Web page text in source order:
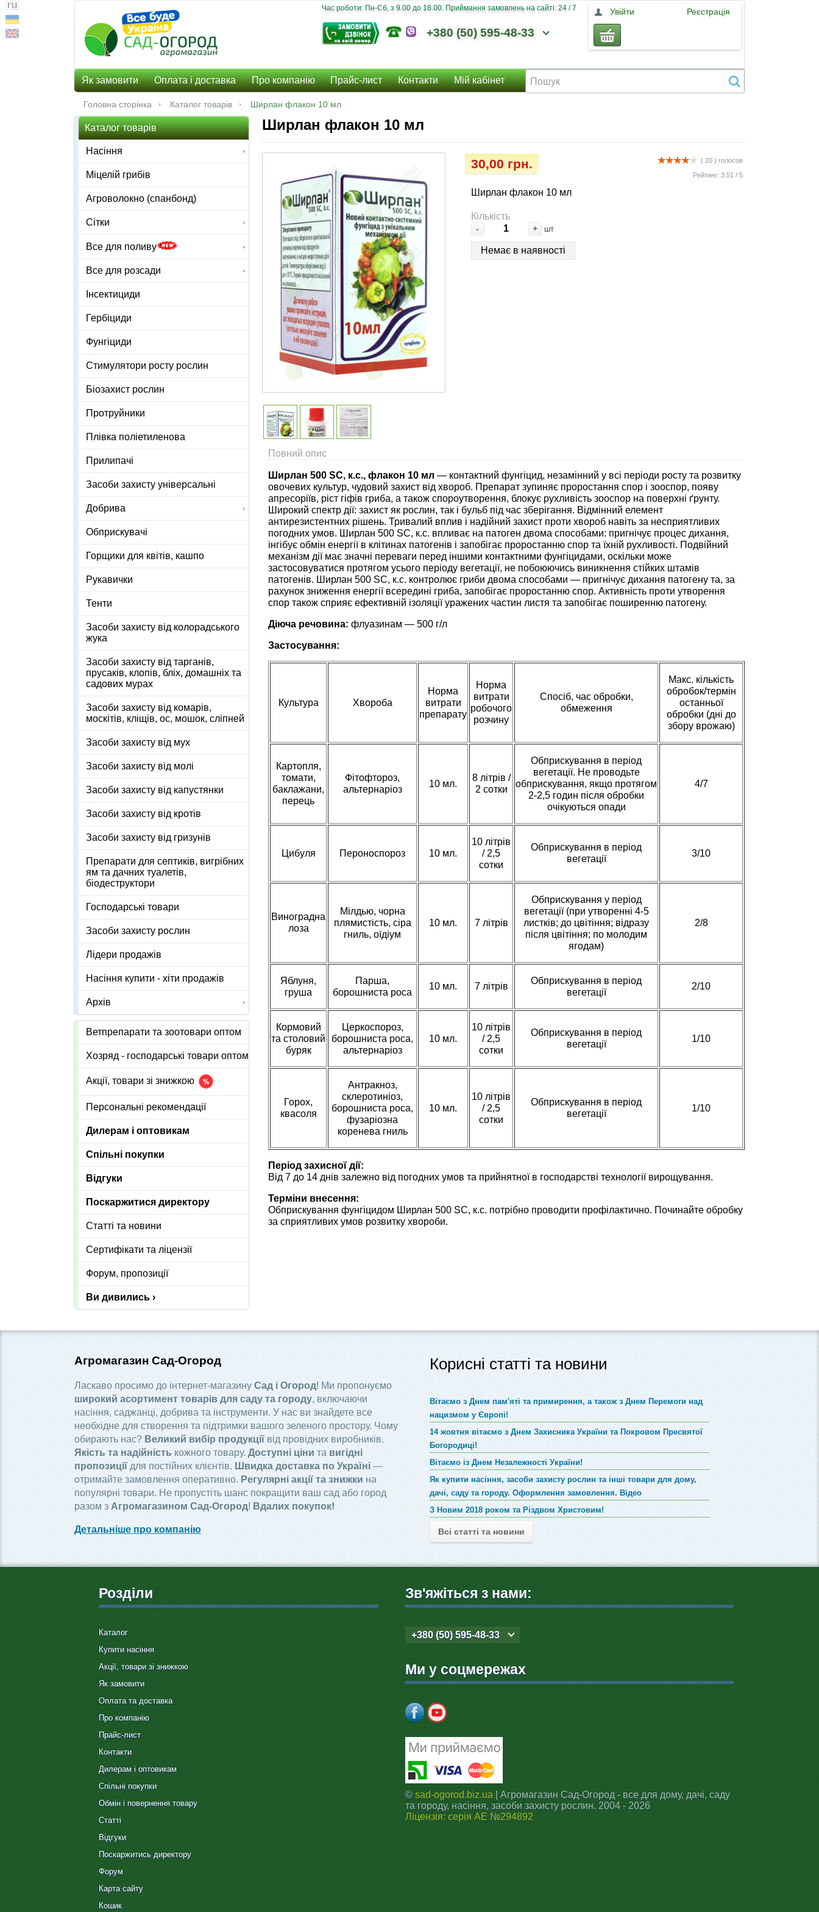
Час роботи: Пн-Сб, з 9.00 до 18.00. Приймання замовлень на сайті: 24 / 7
+380 (50) 595-48-33
Увійти Реєстрація
Як замовити Оплата і доставка Про компанію Прайс-лист Контакти Мій кабінет
Головна сторінка Каталог товарів Ширлан флакон 10 мл
Ширлан флакон 10 мл
( 20 ) голосов
Рейтинг: 3.51/ 5
30,00 грн.
Ширлан флакон 10 мл
Кількість
- + шт
Немає в наявності
Повний опис
Ширлан 500 SC, к.с., флакон 10 мл — контактний фунгіцид, незамінний у всі періоди росту та розвитку
овочевих культур, чудовий захист від хвороб. Препарат зупиняє проростання спор і зооспор, появу
апресоріїв, ріст гіфів гриба, а також спороутворення, блокує рухливість зооспор на поверхні ґрунту.
Широкий спектр дії: захист як рослин, так і бульб під час зберігання. Відмінний елемент
антирезистентних рішень. Тривалий вплив і надійний захист проти хвороб навіть за несприятливих
погодних умов. Ширлан 500 SC, к.с. впливає на патоген двома способами: пригнічує процес дихання,
інгібує обмін енергії в клітинах патогенів і запобігає проростанню спор та їхній рухливості. Подвійний
механізм дії має значні переваги перед іншими контактними фунгіцидами, оскільки може
застосовуватися протягом усього періоду вегетації, не побоюючись виникнення стійких штамів
патогенів. Ширлан 500 SC, к.с. контролює гриби двома способами — пригнічує дихання патогену та, за
рахунок зниження енергії всередині гриба, запобігає проростанню спор. Активність проти утворення
спор також сприяє ефективній ізоляції уражених частин листя та запобігає поширенню патогену.
Діюча речовина: флуазинам — 500 г/л
Застосування:
Культура Хвороба
Норма
витрати
препарату
Норма
витрати
робочого
розчину
Спосіб, час обробки,
обмеження
Макс. кількість
обробок/термін
останньої
обробки (дні до
збору врожаю)
Картопля,
томати,
баклажани,
перець
Фітофтороз,
альтернаріоз
10 мл.
8 літрів /
2 сотки
Обприскування в період
вегетації. Не проводьте
обприскування, якщо протягом
2-2,5 годин після обробки
очікуються опади
4/7
Цибуля Пероноспороз 10 мл.
10 літрів
/ 2,5
сотки
Обприскування в період
вегетації
3/10
Виноградна
лоза
Мілдью, чорна
плямистість, сіра
гниль, оїдіум
10 мл. 7 літрів
Обприскування у період
вегетації (при утворенні 4-5
листків; до цвітіння; відразу
після цвітіння; по молодим
ягодам)
2/8
Яблуня,
груша
Парша,
борошниста роса
10 мл. 7 літрів
Обприскування в період
вегетації
2/10
Кормовий
та столовий
буряк
Церкоспороз,
борошниста роса,
альтернаріоз
10 мл.
10 літрів
/ 2,5
сотки
Обприскування в період
вегетації
1/10
Горох,
квасоля
Антракноз,
склеротиніоз,
борошниста роса,
фузаріозна
коренева гниль
10 мл.
10 літрів
/ 2,5
сотки
Обприскування в період
вегетації
1/10
Період захисної дії:
Від 7 до 14 днів залежно від погодних умов та прийнятної в господарстві технології вирощування.
Терміни внесення:
Обприскування фунгіцидом Ширлан 500 SC, к.с. потрібно проводити профілактично. Починайте обробку
за сприятливих умов розвитку хвороби.
Каталог товарів
Насіння
Міцелій грибів
Агроволокно (спанбонд)
Сітки
Все для поливу
Все для розсади
Інсектициди
Гербіциди
Фунгіциди
Стимулятори росту рослин
Біозахист рослин
Протруйники
Плівка поліетиленова
Прилипачі
Засоби захисту універсальні
Добрива
Обприскувачі
Горщики для квітів, кашпо
Рукавички
Тенти
Засоби захисту від колорадського
жука
Засоби захисту від тарганів,
прусаків, клопів, бліх, домашніх та
садових мурах
Засоби захисту від комарів,
москітів, кліщів, ос, мошок, сліпней
Засоби захисту від мух
Засоби захисту від молі
Засоби захисту від капустянки
Засоби захисту від кротів
Засоби захисту від гризунів
Препарати для септиків, вигрібних
ям та дачних туалетів,
біодеструктори
Господарські товари
Засоби захисту рослин
Лідери продажів
Насіння купити - хіти продажів
Архів
Ветпрепарати та зоотовари оптом
Хозряд - господарські товари оптом
Акції, товари зі знижкою
Персональні рекомендації
Дилерам і оптовикам
Спільні покупки
Відгуки
Поскаржитися директору
Статті та новини
Сертифікати та ліцензії
Форум, пропозиції
Ви дивились ›
Агромагазин Сад-Огород
Ласкаво просимо до інтернет-магазину Сад і Огород! Ми пропонуємо
широкий асортимент товарів для саду та городу, включаючи
насіння, саджанці, добрива та інструменти. У нас ви знайдете все
необхідне для створення та підтримки вашого зеленого простору. Чому
обирають нас? Великий вибір продукції від провідних виробників.
Якість та надійність кожного товару.Доступні ціни та вигідні
пропозиціїдля постійних клієнтів. Швидка доставка по Україні—
отримайте замовлення оперативно. Регулярні акції та знижки на
популярні товари. Не пропустіть шанс покращити ваш сад або город
разом зАгромагазином Сад-Огород! Вдалих покупок!
Детальніше про компанію
Корисні статті та новини
Вітаємо з Днем пам'яті та примирення, а також з Днем Перемоги над
нацизмом у Європі!
14 жовтня вітаємо з Днем Захисника України та Покровом Пресвятої
Богородиці!
Вітаємо із Днем Незалежності України!
Як купити насіння, засоби захисту рослин та інші товари для дому,
дачі, саду та городу. Оформлення замовлення. Відео
З Новим 2018 роком та Різдвом Христовим!
Всі статті та новини
Розділи
Каталог
Купити насіння
Акції, товари зі знижкою
Як замовити
Оплата та доставка
Про компанію
Прайс-лист
Контакти
Дилерам і оптовикам
Спільні покупки
Обмін і повернення товару
Статті
Відгуки
Поскаржитись директору
Форум
Карта сайту
Кошик
Зв'яжіться з нами:
+380 (50) 595-48-33
Ми у соцмережах
© sad-ogorod.biz.ua | Агромагазин Сад-Огород - все для дому, дачі, саду
та городу, насіння, засоби захисту рослин. 2004 - 2026
Ліцензія: серія АЕ №294892